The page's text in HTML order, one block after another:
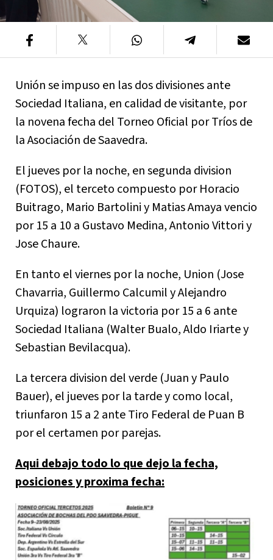
Unión se impuso en las dos divisiones ante
Sociedad Italiana, en calidad de visitante, por
la novena fecha del Torneo Oficial por Tríos de
la Asociación de Saavedra.
El jueves por la noche, en segunda division
(FOTOS), el terceto compuesto por Horacio
Buitrago, Mario Bartolini y Matias Amaya vencio
por 15 a 10 a Gustavo Medina, Antonio Vittori y
Jose Chaure.
En tanto el viernes por la noche, Union (Jose
Chavarria, Guillermo Calcumil y Alejandro
Urquiza) lograron la victoria por 15 a 6 ante
Sociedad Italiana (Walter Bualo, Aldo Iriarte y
Sebastian Bevilacqua).
La tercera division del verde (Juan y Paulo
Bauer), el jueves por la tarde y como local,
triunfaron 15 a 2 ante Tiro Federal de Puan B
por el certamen por parejas.
Aqui debajo todo lo que dejo la fecha,
posiciones y proxima fecha: